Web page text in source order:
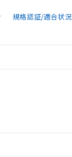
規格認証/適合状況